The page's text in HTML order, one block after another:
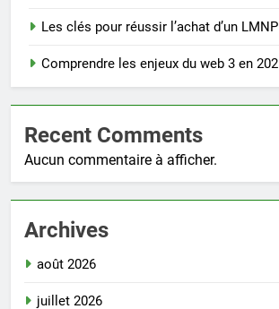
Les clés pour réussir l’achat d’un
Comprendre les enjeux du web 3 en
Recent Comments
Aucun commentaire à afficher.
Archives
août 2026
juillet 2026